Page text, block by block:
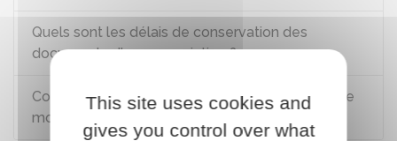
Quels sont les délais de conservation des
documents d'une association ?
Comment obtenir le récépissé de déclaration de
modification d'une association ?
This site uses cookies and
gives you control over what